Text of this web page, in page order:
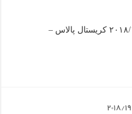
دانلود بازی های لیگ برتر انگلیس ۲۰۱۸/۱۹ کریستال پالاس –